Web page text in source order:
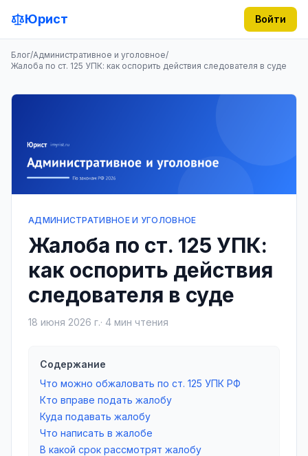
Юрист Войти
Блог/Административное и уголовное/
Жалоба по ст. 125 УПК: как оспорить действия следователя в суде
АДМИНИСТРАТИВНОЕ И УГОЛОВНОЕ
Жалоба по ст. 125 УПК:
как оспорить действия
следователя в суде
18 июня 2026 г.· 4 мин чтения
Содержание
Что можно обжаловать по ст. 125 УПК РФ
Кто вправе подать жалобу
Куда подавать жалобу
Что написать в жалобе
В какой срок рассмотрят жалобу